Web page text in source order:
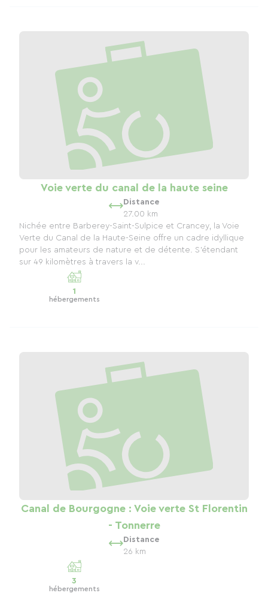
Voie verte du canal de la haute seine
Distance
27.00 km
Nichée entre Barberey-Saint-Sulpice et Crancey, la Voie
Verte du Canal de la Haute-Seine offre un cadre idyllique
pour les amateurs de nature et de détente. S'étendant
sur 49 kilomètres à travers la v...
1
hébergements
Canal de Bourgogne : Voie verte St Florentin
- Tonnerre
Distance
26 km
3
hébergements